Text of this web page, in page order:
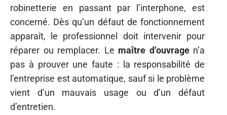
robinetterie en passant par l’interphone, est
concerné. Dès qu’un défaut de fonctionnement
apparaît, le professionnel doit intervenir pour
réparer ou remplacer. Le maître d’ouvragen’a
pas à prouver une faute : la responsabilité de
l’entreprise est automatique, sauf si le problème
vient d’un mauvais usage ou d’un défaut
d’entretien.